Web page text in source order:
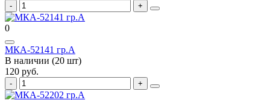
0
МКА-52141 гр.А
В наличии (20 шт)
120 руб.